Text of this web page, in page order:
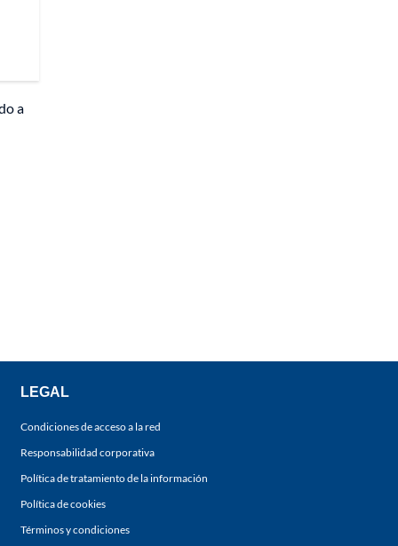
a
LEGAL
Condiciones de acceso a la red
Responsabilidad corporativa
Política de tratamiento de la información
Política de cookies
Términos y condiciones